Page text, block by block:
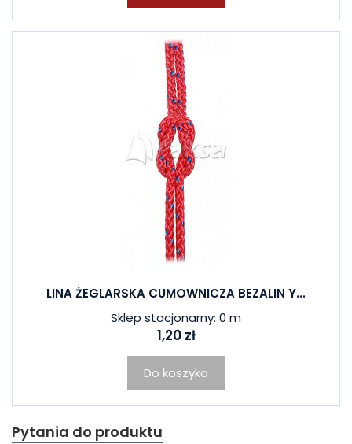
LINA ŻEGLARSKA CUMOWNICZA BEZALIN Y...
Sklep stacjonarny: 0 m
1,20 zł
Do koszyka
Pytania do produktu